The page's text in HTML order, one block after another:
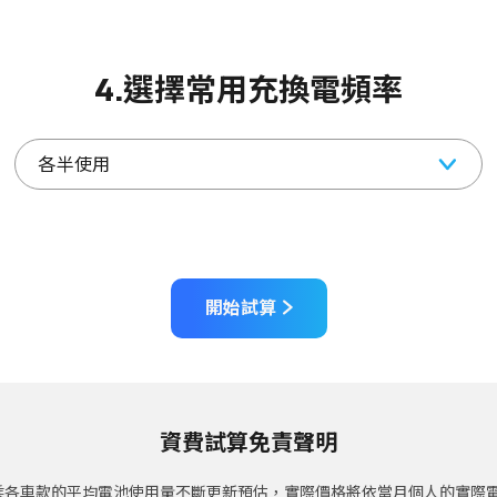
4.選擇常用充換電頻率
開始試算
資費試算免責聲明